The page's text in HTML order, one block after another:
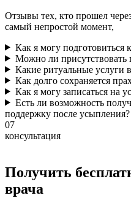
Отзывы тех, кто прошел
самый непростой момент,
Как я могу
Можно ли присутствовать
Какие ритуальные услуги
Как долго сохраняется
Как я могу записаться на
Есть ли возможность
поддержку после усыпления?
07
консультация
Получить
врача